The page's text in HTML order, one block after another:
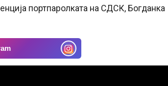
портпаролката на СДСК, Богданка